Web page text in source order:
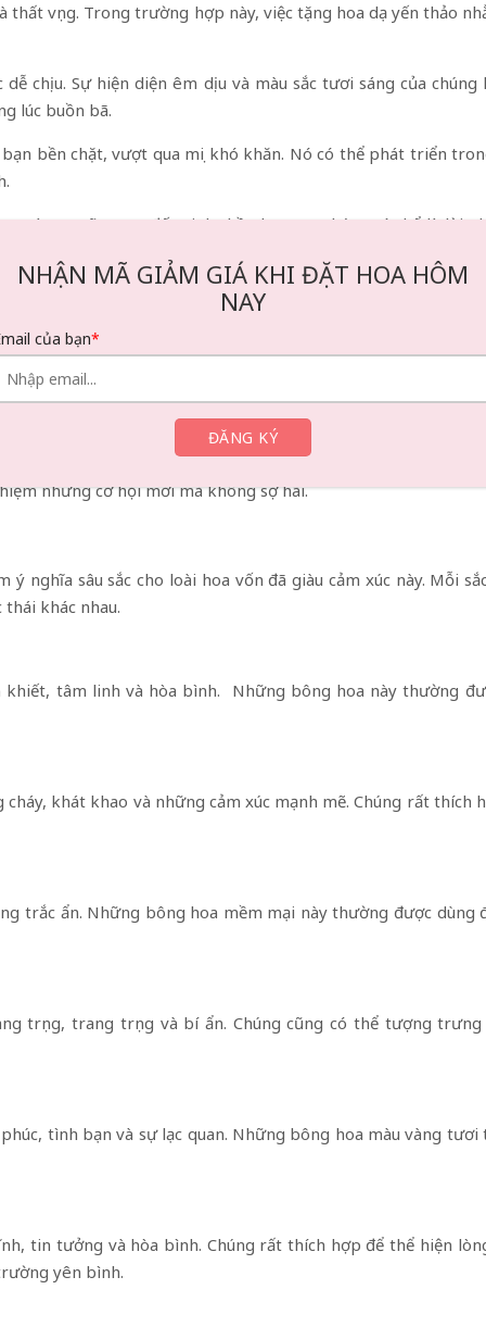
vọng. Trong trường hợp này, việc tặng hoa dạ yến thảo
chịu. Sự hiện diện êm dịu và màu sắc tươi sáng của
lúc buồn bã.
bền chặt, vượt qua mọi khó khăn. Nó có thể phát triển
và rực rỡ mang đến tinh thần hy vọng. Chúng có thể là lời
lành những tổn thương tình cảm và giúp loại bỏ những
tưởng cho những ai muốn mang lại sự thanh bình cho
thể phát triển trong bất kỳ điều kiện nào. Với khả năng
cá tính. Theo cách này, tặng hoa dạ yến thảo có nghĩa là
những cơ hội mới mà không sợ hãi.
ý nghĩa sâu sắc cho loài hoa vốn đã giàu cảm xúc này.
thái khác nhau.
tâm linh và hòa bình. Những bông hoa này thường
khát khao và những cảm xúc mạnh mẽ. Chúng rất thích
trắc ẩn. Những bông hoa mềm mại này thường được
trọng, trang trọng và bí ẩn. Chúng cũng có thể tượng
tình bạn và sự lạc quan. Những bông hoa màu vàng
tin tưởng và hòa bình. Chúng rất thích hợp để thể hiện
yên bình.
NHẬN MÃ GIẢM GIÁ KHI ĐẶT HOA HÔM
NAY
của bạn*